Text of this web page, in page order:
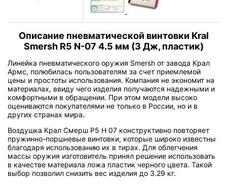
Описание пневматической винтовки Kral
Smersh R5 N-07 4.5 мм (3 Дж, пластик)
Линейка пневматического оружия Smersh от завода Крал
Армс, полюбилась пользователям за счет приемлемой
цены и простоты использования. Компания не экономит на
материалах, ввиду чего изделия получаются надежными и
комфортными в обращении. При этом модели высоко
оцениваются покупателями не только в России, но и в
других странах мира.
Воздушка Крал Смерш Р5 Н 07 конструктивно повторяет
пружинно-поршневые винтовки, которые широко известны
благодаря использованию их в тирах. Для облегчения
массы оружия изготовитель принял решение использовать
в качестве материала ложа пластик черного цвета. Такой
выбор позволил снизить вес изделия до 3.29 кг.